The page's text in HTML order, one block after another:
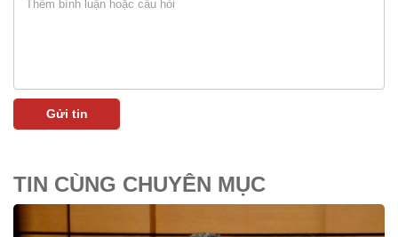
TIN CÙNG CHUYÊN MỤC